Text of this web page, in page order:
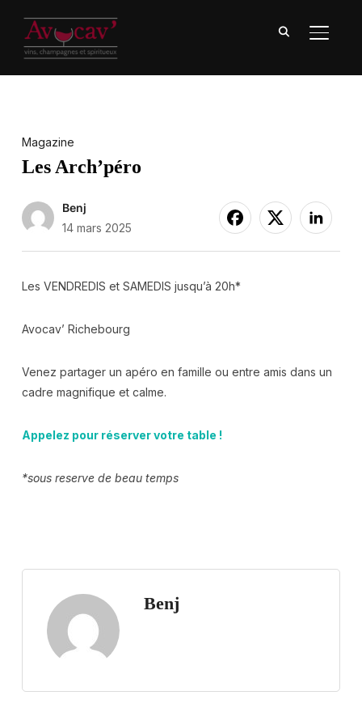
Magazine
Les Arch’péro
Benj
14 mars 2025
Les VENDREDIS et SAMEDIS jusqu’à 20h*
Avocav’ Richebourg
Venez partager un apéro en famille ou entre amis dans un
cadre magnifique et calme.
Appelez pour réserver votre table !
*sous reserve de beau temps
Benj